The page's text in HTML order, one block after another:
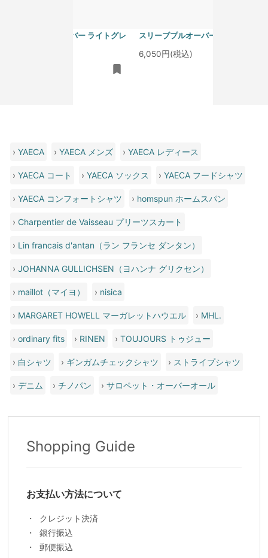
スリーブプルオーバー ライトグレ
スリーブプルオーバー サラシ
6,050円(税込)
›YAECA ›YAECA メンズ ›YAECA レディース
›YAECA コート ›YAECA ソックス ›YAECA フードシャツ
›YAECA コンフォートシャツ › homspun ホームスパン
› Charpentier de Vaisseau プリーツスカート
› Lin francais d'antan（ラン フランセ ダンタン）
›JOHANNA GULLICHSEN（ヨハンナ グリクセン）
› maillot（マイヨ） › nisica
› MARGARET HOWELL マーガレットハウエル › MHL.
›ordinary fits › RINEN ›TOUJOURS トゥジュー
› 白シャツ › ギンガムチェックシャツ › ストライプシャツ
›デニム ›チノパン ›サロペット・オーバーオール
Shopping Guide
お支払い方法について
クレジット決済
銀行振込
郵便振込